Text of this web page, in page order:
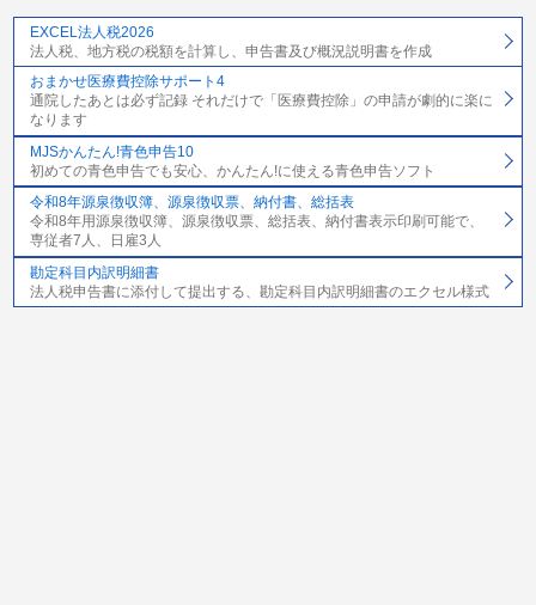
EXCEL法人税2026
法人税、地方税の税額を計算し、申告書及び概況説明書を作成
おまかせ医療費控除サポート4
通院したあとは必ず記録 それだけで「医療費控除」の申請が劇的に楽に
なります
MJSかんたん!青色申告10
初めての青色申告でも安心、かんたん!に使える青色申告ソフト
令和8年源泉徴収簿、源泉徴収票、納付書、総括表
令和8年用源泉徴収簿、源泉徴収票、総括表、納付書表示印刷可能で、
専従者7人、日雇3人
勘定科目内訳明細書
法人税申告書に添付して提出する、勘定科目内訳明細書のエクセル様式